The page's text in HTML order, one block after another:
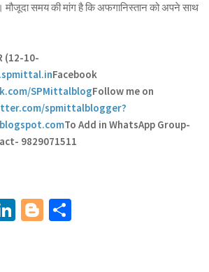
मौजूदा समय की मांग है कि अफगानिस्तान को अपने साथ
(12-10-
Facebook
SPMittalblogFollow me on
spmittalblogger?
To Add in WhatsApp Group-
9829071511
LinkedIn
Blogger